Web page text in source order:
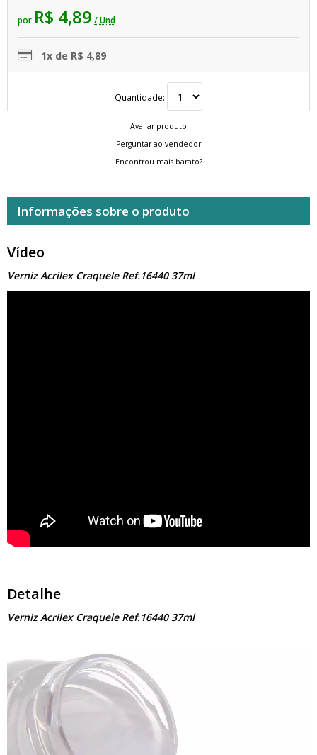
por R$ 4,89 / Und
1x de R$ 4,89
Quantidade:
Avaliar produto
Perguntar ao vendedor
Encontrou mais barato?
Informações sobre o produto
Vídeo
Verniz Acrilex Craquele Ref.16440 37ml
Detalhe
Verniz Acrilex Craquele Ref.16440 37ml